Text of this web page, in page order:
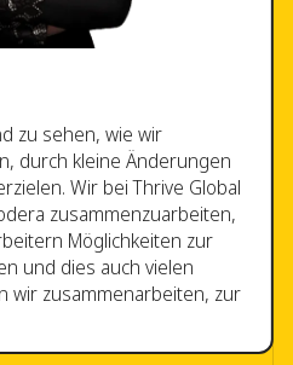
neu erfunden, um
entwickelnden Belegschaft
Wachstum lässt
in der Arbeitgeber
Themen wie Vielfalt,
ergreifen. Ich
Mission zu
Mitarbeitern für